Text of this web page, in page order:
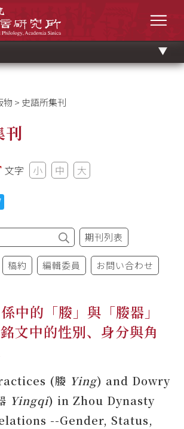
物 > 史語所集刊
刊
文字 小 中 大
期刊列表
稿約 編輯委員 お問い合わせ
中的「媵」與「媵器」
文中的性別、身分與角
(媵 Ying) and Dowry
Yingqi) in Zhou Dynasty
--Gender, Status,